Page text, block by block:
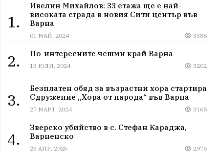
1.
Ивелин Михайлов: 33 етажа ще е най-
високата сграда в новия Сити център във
Варна
01 МАЙ, 2024 3388
2. По-интересните чешми край Варна
13 ЮЛИ, 2024 3202
3.
Безплатен обяд за възрастни хора стартира
Сдружение „Хора от народа“ във Варна
27 МАРТ, 2024 3168
4.
Зверско убийство в с. Стефан Караджа,
Варненско
23 АПР, 2025 2978